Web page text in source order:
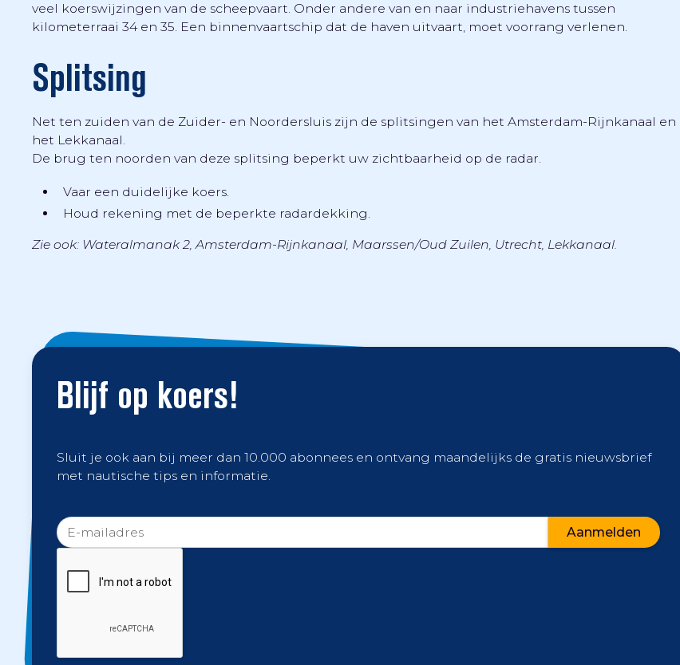
veel koerswijzingen van de scheepvaart. Onder andere van en naar industriehavens tussen
kilometerraai 34 en 35. Een binnenvaartschip dat de haven uitvaart, moet voorrang verlenen.
Splitsing
Net ten zuiden van de Zuider- en Noordersluis zijn de splitsingen van het Amsterdam-Rijnkanaal en
het Lekkanaal.
De brug ten noorden van deze splitsing beperkt uw zichtbaarheid op de radar.
Vaar een duidelijke koers.
Houd rekening met de beperkte radardekking.
Zie ook: Wateralmanak 2, Amsterdam-Rijnkanaal, Maarssen/Oud Zuilen, Utrecht, Lekkanaal.
Blijf op koers!
Sluit je ook aan bij meer dan 10.000 abonnees en ontvang maandelijks de gratis nieuwsbrief
met nautische tips en informatie.